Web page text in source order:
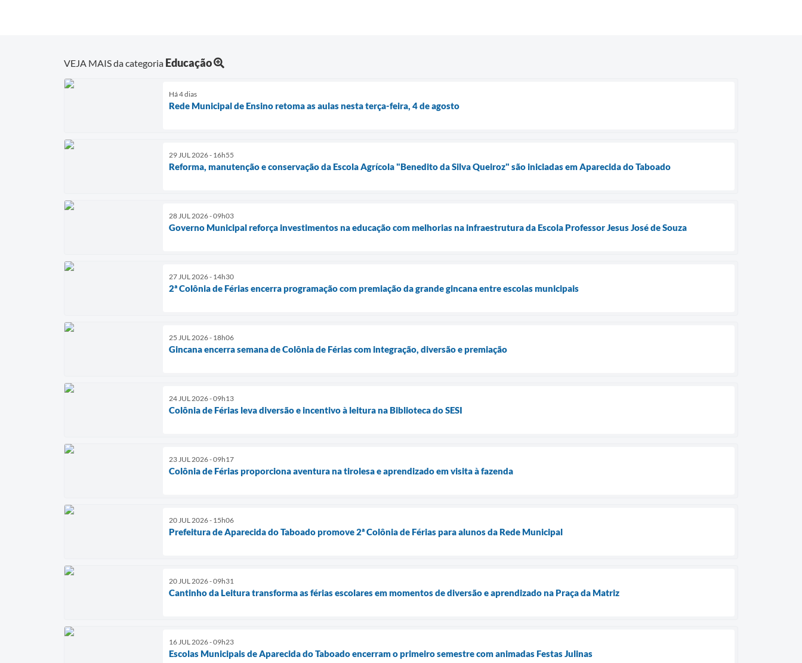
VEJA MAIS da categoria Educação
Há 4 dias
Rede Municipal de Ensino retoma as aulas nesta terça-feira, 4 de agosto
29 JUL 2026 - 16h55
Reforma, manutenção e conservação da Escola Agrícola "Benedito da Silva Queiroz" são iniciadas em Aparecida do Taboado
28 JUL 2026 - 09h03
Governo Municipal reforça investimentos na educação com melhorias na infraestrutura da Escola Professor Jesus José de Souza
27 JUL 2026 - 14h30
2ª Colônia de Férias encerra programação com premiação da grande gincana entre escolas municipais
25 JUL 2026 - 18h06
Gincana encerra semana de Colônia de Férias com integração, diversão e premiação
24 JUL 2026 - 09h13
Colônia de Férias leva diversão e incentivo à leitura na Biblioteca do SESI
23 JUL 2026 - 09h17
Colônia de Férias proporciona aventura na tirolesa e aprendizado em visita à fazenda
20 JUL 2026 - 15h06
Prefeitura de Aparecida do Taboado promove 2ª Colônia de Férias para alunos da Rede Municipal
20 JUL 2026 - 09h31
Cantinho da Leitura transforma as férias escolares em momentos de diversão e aprendizado na Praça da Matriz
16 JUL 2026 - 09h23
Escolas Municipais de Aparecida do Taboado encerram o primeiro semestre com animadas Festas Julinas